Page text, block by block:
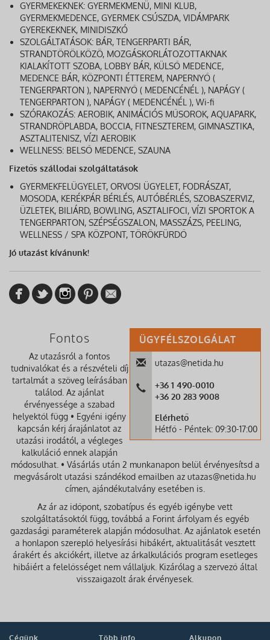
GYERMEKEKNEK: GYERMEKMENÜ, MINI KLUB,
GYERMEKMEDENCE, GYERMEK CSÚSZDA, VIDÁMPARK
GYEREKEKNEK, MINIDISZKÓ
SZOLGÁLTATÁSOK: BÁR, TENGERPARTI BÁR,
STRANDTÖRÖLKÖZÖ, MOZGÁSKORLÁTOZOTTAKNAK
KIALAKÍTOTT SZOBA, LOBBY BÁR, KÜLSŐ MEDENCE,
MEDENCE BÁR, KÖZPONTI ÉTTEREM, NAPERNYŐ (
TENGERPARTON ), NAPERNYŐ ( MEDENCÉNÉL ), NAPÁGY (
TENGERPARTON ), NAPÁGY ( MEDENCÉNÉL ), Wi-fi
SZÓRAKOZÁS: AEROBIK, ANIMÁCIÓS MŰSOROK, AQUAPARK,
STRANDRÖPLABDA, BOCCIA, FITNESZTEREM, GIMNASZTIKA,
ASZTALITENISZ, VÍZI AEROBIK
WELLNESS: BELSŐ MEDENCE, SZAUNA
Fizetős szállodai szolgáltatások
GYERMEKFELÜGYELET, ORVOSI ÜGYELET, FODRÁSZAT,
MOSODA, KERÉKPÁR BÉRLÉS, AUTÓBÉRLÉS, SZOBASZERVIZ,
ÜZLETEK, BILIÁRD, BOWLING, ASZTALIFOCI, VÍZI SPORTOK A
TENGERPARTON, SZÉPSÉGSZALON, MASSZÁZS, PEELING,
WELLNESS / SPA KÖZPONT, TÖRÖKFÜRDŐ
Jó utazást kívánunk!
ÜGYFÉLSZOLGÁLAT
utazas@netida.hu
+36 1 490-0010
+36 20 283 9008
Elérhető
Hétfő - Péntek: 09:30-17:00
Fontos
Az utazásról a fontos
tudnivalókat és a részvételi díj
tartalmát a szöveg leírásában
találod. Az ajánlat
érvényessége a szabad
helyektől függ • Egyéni igény
kapcsán kérj árajánlatot az
utazási irodától, a végleges
kalkuláció ennek alapján
módosulhat. • Vásárlás után 2 munkanapon belül érvényesítsd a
megvásárolt utazási szándékod emailben az utazas@netida.hu
címen, ajándékutalvány esetében is.
Az ár az időpont, szobatípus és egyéb igénybe vett
szolgáltatásoktól függ, továbbá a Forint árfolyam és egyéb
gazdasági paraméterek alapján módosulhat. Az ajánlatok esetén
a honlapon szereplő helyesírási hibákért, aktualitását vesztett
árakért és akciókért, illetve az árkalkulációs program esetleges
hibáiért a felelősséget nem vállaljuk. Kizárólag a szervező által
visszaigazolt árak érvényesek.
Cégünk
Több info
Alkupon